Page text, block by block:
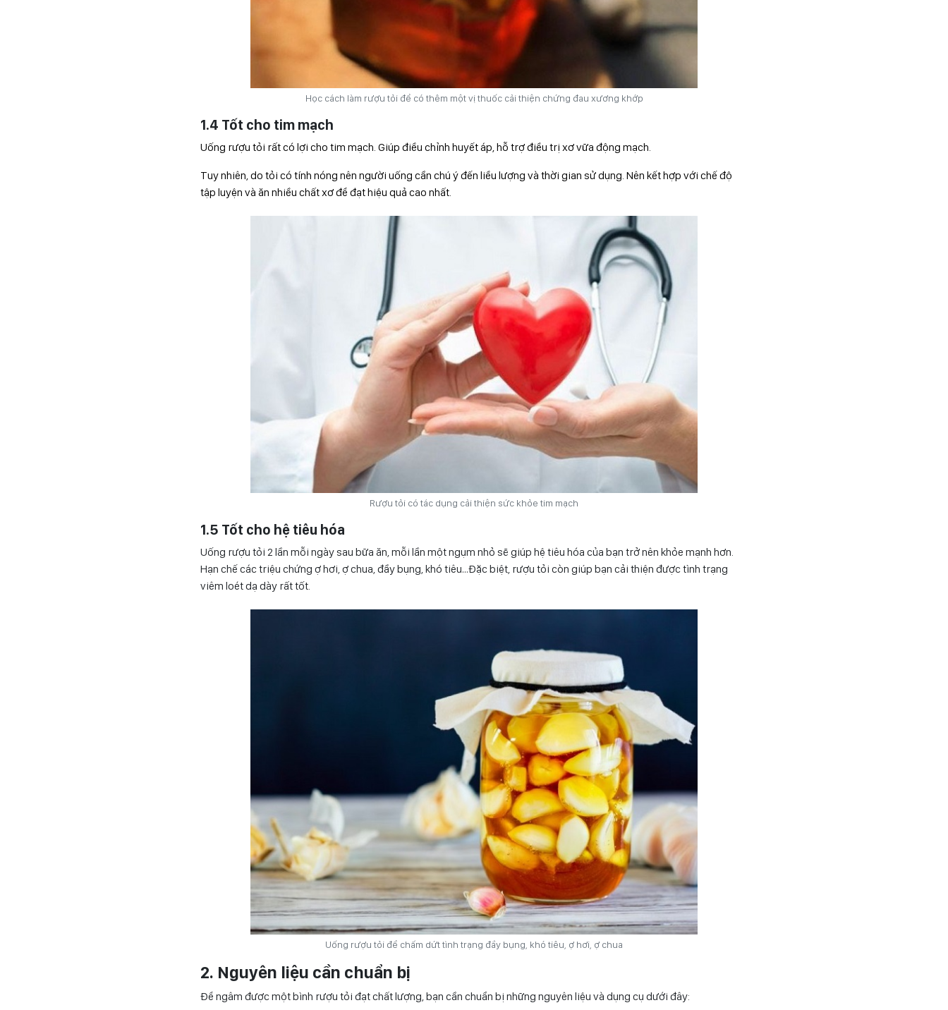
Học cách làm rượu tỏi để có thêm một vị thuốc cải thiện chứng đau xương khớp
1.4 Tốt cho tim mạch
Uống rượu tỏi rất có lợi cho tim mạch. Giúp điều chỉnh huyết áp, hỗ trợ điều trị xơ vữa động mạch.
Tuy nhiên, do tỏi có tính nóng nên người uống cần chú ý đến liều lượng và thời gian sử dụng. Nên kết hợp với chế độ
tập luyện và ăn nhiều chất xơ để đạt hiệu quả cao nhất.
Rượu tỏi có tác dụng cải thiện sức khỏe tim mạch
1.5 Tốt cho hệ tiêu hóa
Uống rượu tỏi 2 lần mỗi ngày sau bữa ăn, mỗi lần một ngụm nhỏ sẽ giúp hệ tiêu hóa của bạn trở nên khỏe mạnh hơn.
Hạn chế các triệu chứng ợ hơi, ợ chua, đầy bụng, khó tiêu…Đặc biệt, rượu tỏi còn giúp bạn cải thiện được tình trạng
viêm loét dạ dày rất tốt.
Uống rượu tỏi để chấm dứt tình trạng đầy bụng, khó tiêu, ợ hơi, ợ chua
2. Nguyên liệu cần chuẩn bị
Để ngâm được một bình rượu tỏi đạt chất lượng, bạn cần chuẩn bị những nguyên liệu và dụng cụ dưới đây: